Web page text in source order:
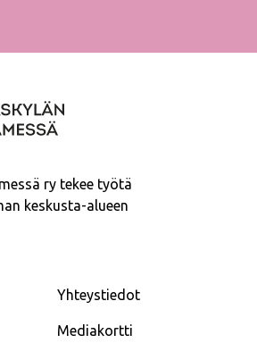
ry tekee työtä
keskusta-alueen
Yhteystiedot
Mediakortti